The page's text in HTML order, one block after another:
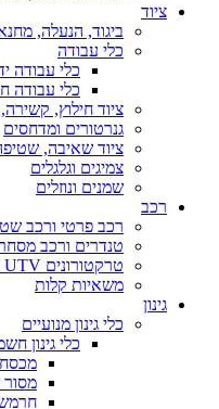
ציוד
ביגוד, הנעלה,
כלי עבודה
כלי עבודה
כלי עבודה
ציוד חילוץ,
גנרטורים ומדחסים
ציוד שאיבה, שטיפה
צמיגים וגלגלים
שמנים ונוזלים
רכב
רכב פרטי ורכב
טנדרים ורכב
טרקטורונים UTV ו-Side by Side
משאיות קלות
גינון
כלי גינון מנועיים
כלי גינון